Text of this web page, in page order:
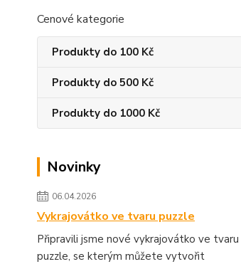
Cenové kategorie
Produkty do 100 Kč
Produkty do 500 Kč
Produkty do 1000 Kč
Novinky
06.04.2026
Vykrajovátko ve tvaru puzzle
Připravili jsme nové vykrajovátko ve tvaru
puzzle, se kterým můžete vytvořit